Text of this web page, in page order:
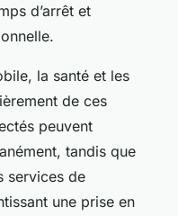
d’arrêt et
la santé et les
de ces
peuvent
tandis que
services de
une prise en